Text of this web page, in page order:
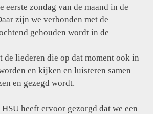
eerste zondag van de maand in de
zijn we verbonden met de
gehouden wordt in de
de liederen die op dat moment ook in
en kijken en luisteren samen
en gezegd wordt.
heeft ervoor gezorgd dat we een